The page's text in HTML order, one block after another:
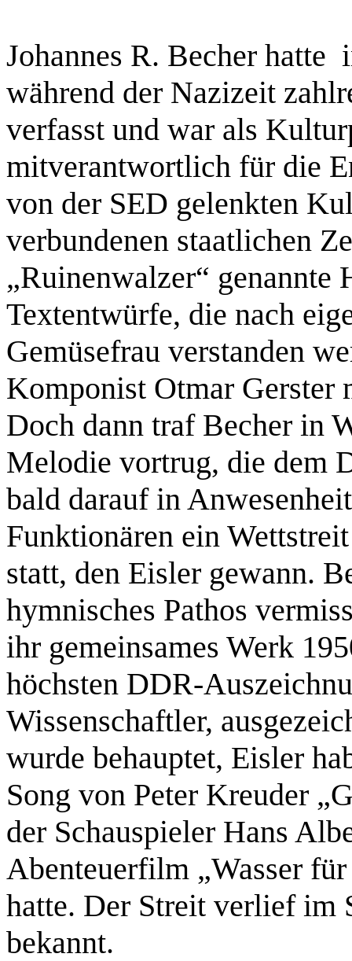
Johannes R. Becher hatte
während der Nazizeit
verfasst und war als
mitverantwortlich für die
von der SED gelenkten
verbundenen staatlichen
„Ruinenwalzer“ genannte
Textentwürfe, die nach
Gemüsefrau verstanden
Komponist Otmar Gerster
Doch dann traf Becher in
Melodie vortrug, die dem
bald darauf in
Funktionären ein
statt, den Eisler gewann.
hymnisches Pathos
ihr gemeinsames Werk
höchsten DDR-
Wissenschaftler,
wurde behauptet, Eisler
Song von Peter Kreuder
der Schauspieler Hans
Abenteuerfilm „Wasser
hatte. Der Streit verlief im
bekannt.